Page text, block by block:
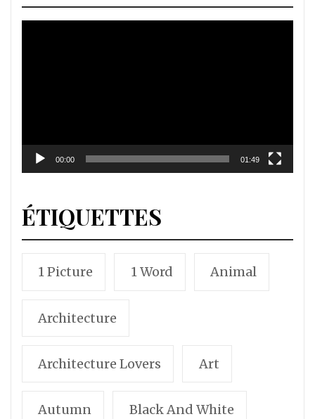
00:00 01:49
ÉTIQUETTES
1 Picture 1 Word Animal
Architecture
Architecture Lovers Art
Autumn Black And White